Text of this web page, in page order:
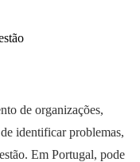
de organizações,
identificar problemas,
Em Portugal, pode